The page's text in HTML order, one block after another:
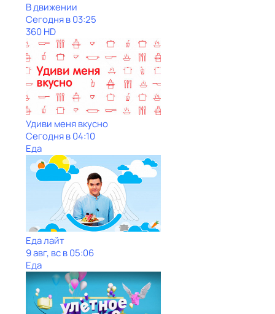
В движении
Сегодня в 03:25
360 HD
Удиви меня вкусно
Сегодня в 04:10
Еда
Еда лайт
9 авг, вс в 05:06
Еда